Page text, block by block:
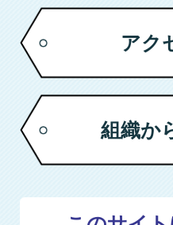
アク
組織か